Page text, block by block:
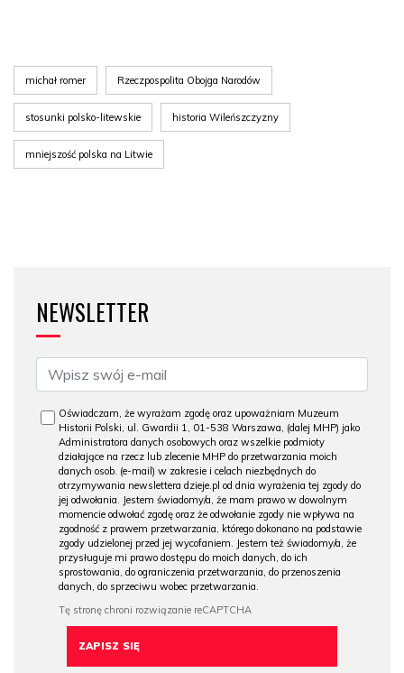
michał romer Rzeczpospolita Obojga Narodów
stosunki polsko-litewskie historia Wileńszczyzny
mniejszość polska na Litwie
NEWSLETTER
Oświadczam, że wyrażam zgodę oraz upoważniam Muzeum
Historii Polski, ul. Gwardii 1, 01-538 Warszawa, (dalej MHP) jako
Administratora danych osobowych oraz wszelkie podmioty
działające na rzecz lub zlecenie MHP do przetwarzania moich
danych osob. (e-mail) w zakresie i celach niezbędnych do
otrzymywania newslettera dzieje.pl od dnia wyrażenia tej zgody do
jej odwołania. Jestem świadomy/a, że mam prawo w dowolnym
momencie odwołać zgodę oraz że odwołanie zgody nie wpływa na
zgodność z prawem przetwarzania, którego dokonano na podstawie
zgody udzielonej przed jej wycofaniem. Jestem też świadomy/a, że
przysługuje mi prawo dostępu do moich danych, do ich
sprostowania, do ograniczenia przetwarzania, do przenoszenia
danych, do sprzeciwu wobec przetwarzania.